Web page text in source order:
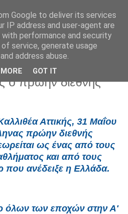
πρώην διεθνής
Αττικής, 31 Μαΐου
πρώην διεθνής
ως ένας από τους
και από τους
που ανέδειξε η Ελλάδα.
όλων των εποχών στην Α'
Google to deliver its services
IP address and user-agent are
performance and security
service, generate usage
address abuse.
GOT IT